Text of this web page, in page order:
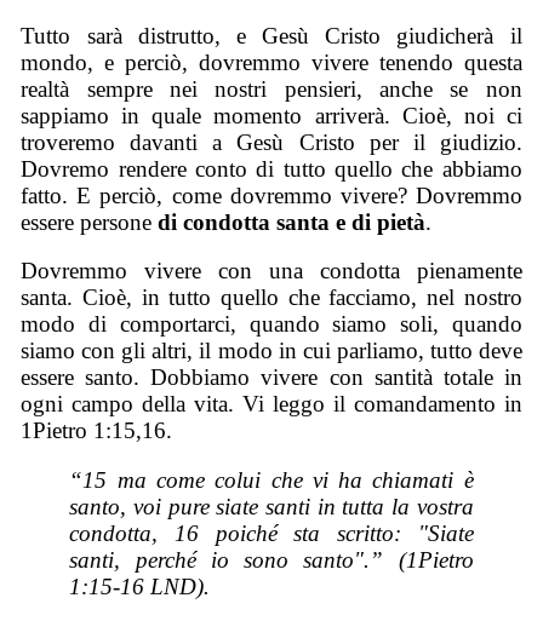
Tutto sarà distrutto, e Gesù Cristo giudicherà il
mondo, e perciò, dovremmo vivere tenendo questa
realtà sempre nei nostri pensieri, anche se non
sappiamo in quale momento arriverà. Cioè, noi ci
troveremo davanti a Gesù Cristo per il giudizio.
Dovremo rendere conto di tutto quello che abbiamo
fatto. E perciò, come dovremmo vivere? Dovremmo
essere personedi condotta santa e di pietà.
Dovremmo vivere con una condotta pienamente
santa. Cioè, in tutto quello che facciamo, nel nostro
modo di comportarci, quando siamo soli, quando
siamo con gli altri, il modo in cui parliamo, tutto deve
essere santo. Dobbiamo vivere con santità totale in
ogni campo della vita. Vi leggo il comandamento in
1Pietro 1:15,16.
“15 ma come colui che vi ha chiamati è
santo, voi pure siate santi in tutta la vostra
condotta, 16 poiché sta scritto: "Siate
santi, perché io sono santo".” (1Pietro
1:15-16 LND).